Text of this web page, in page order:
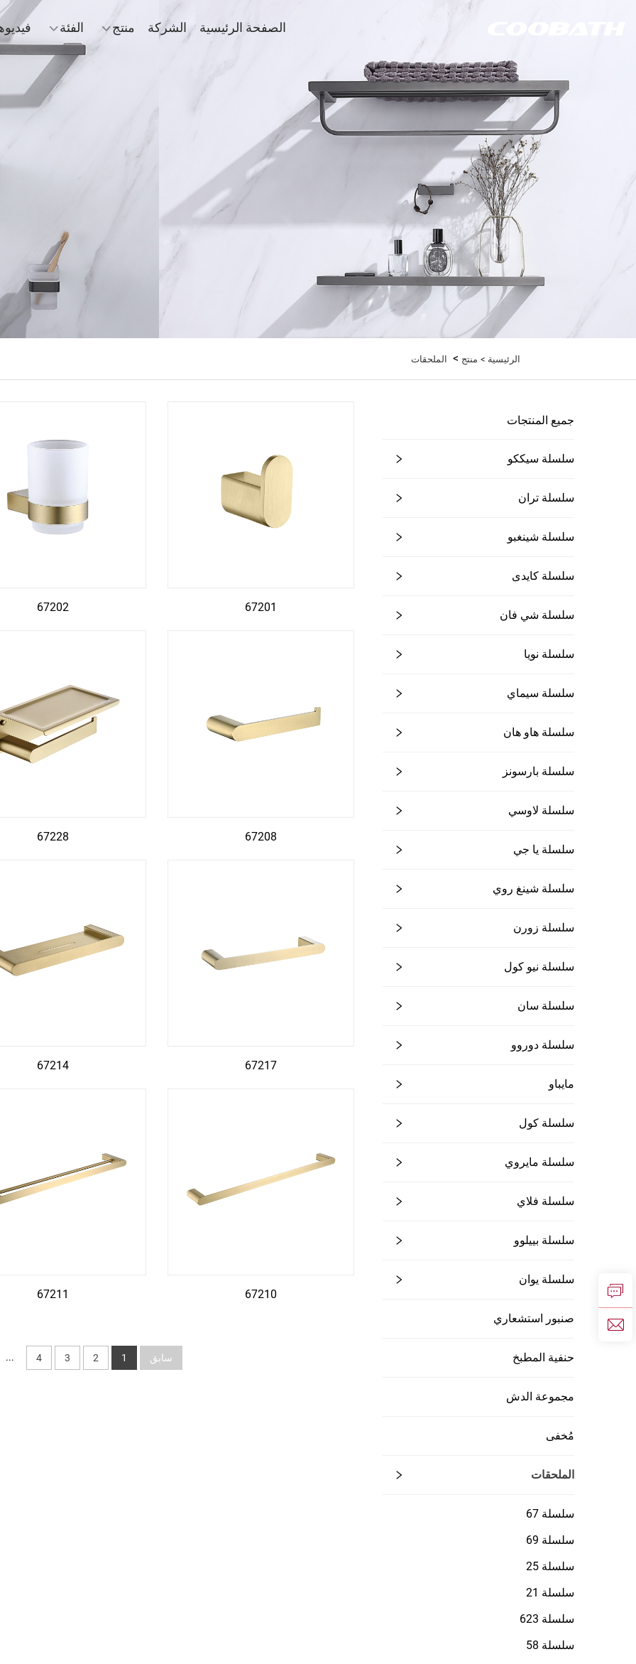
الصفحة الرئيسية الشركة منتج الفئة
الرئيسية > منتج > الملحقات
جميع المنتجات
سلسلة سيككو
سلسلة تران
سلسلة شينغبو
سلسلة كايدى
سلسلة شي فان
سلسلة نويا
سلسلة سيماي
سلسلة هاو هان
سلسلة بارسونز
سلسلة لاوسي
سلسلة يا جي
سلسلة شينغ روي
سلسلة زورن
سلسلة نيو كول
سلسلة سان
سلسلة دوروو
مايباو
سلسلة كول
سلسلة مايروي
سلسلة فلاي
سلسلة بييلوو
سلسلة يوان
صنبور استشعاري
حنفية المطبخ
مجموعة الدش
مُخفى
الملحقات
سلسلة 67
سلسلة 69
سلسلة 25
سلسلة 21
سلسلة 623
سلسلة 58
67201
67202
67208
67228
67217
67214
67210
67211
سابق 1
2
3
4
...